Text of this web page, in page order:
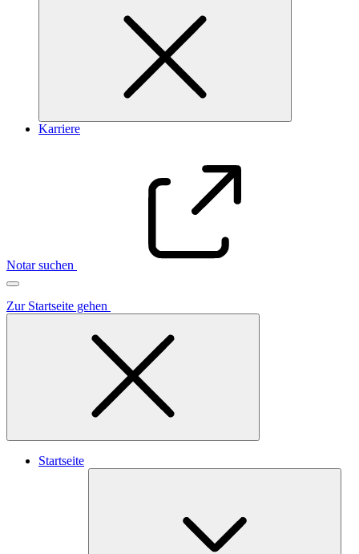
Karriere
Notar suchen
Zur Startseite gehen
Startseite